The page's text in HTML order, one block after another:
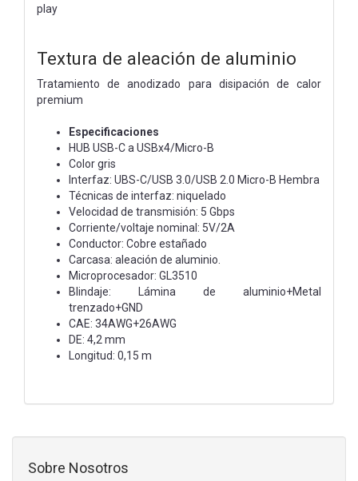
play
Textura de aleación de aluminio
Tratamiento de anodizado para disipación de calor
premium
Especificaciones
HUB USB-C a USBx4/Micro-B
Color gris
Interfaz: UBS-C/USB 3.0/USB 2.0 Micro-B Hembra
Técnicas de interfaz: niquelado
Velocidad de transmisión: 5 Gbps
Corriente/voltaje nominal: 5V/2A
Conductor: Cobre estañado
Carcasa: aleación de aluminio.
Microprocesador: GL3510
Blindaje: Lámina de aluminio+Metal
trenzado+GND
CAE: 34AWG+26AWG
DE: 4,2 mm
Longitud: 0,15 m
Sobre Nosotros